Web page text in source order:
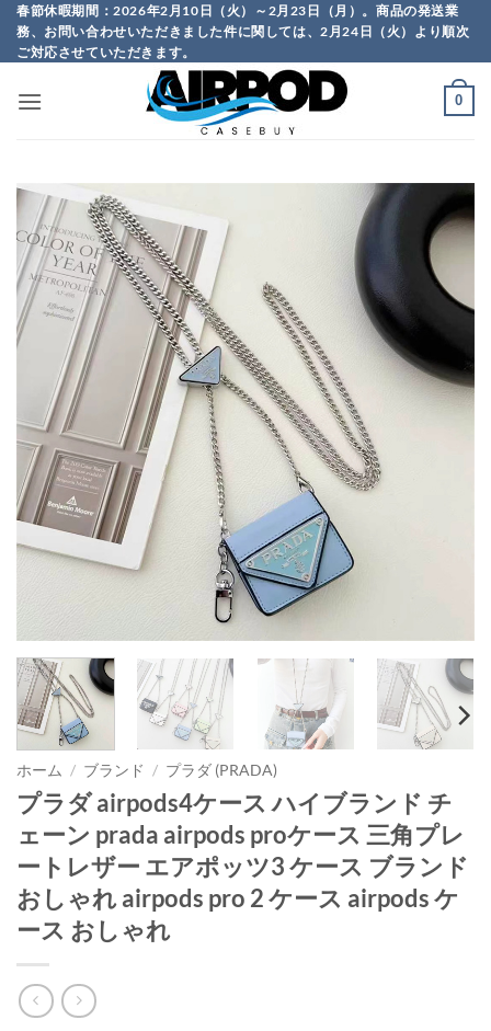
Skip
content
春節休暇期間：2026年2月10日（火）～2月23日（月）。商品の発送業
務、お問い合わせいただきました件に関しては、2月24日（火）より順次
ご対応させていただきます。
0
ホーム / ブランド / プラダ (PRADA)
プラダ airpods4ケース ハイブランド チ
ェーン prada airpods proケース 三角プレ
ートレザー エアポッツ3 ケース ブランド
おしゃれ airpods pro 2 ケース airpods ケ
ース おしゃれ